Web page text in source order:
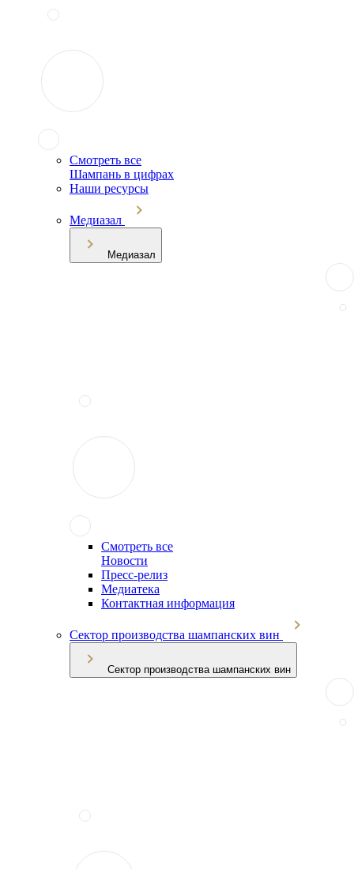
Смотреть все
Шампань в цифрах
Наши ресурсы
Медиазал
Медиазал
Смотреть все
Новости
Пресс-релиз
Медиатека
Контактная информация
Сектор производства шампанских вин
Сектор производства шампанских вин